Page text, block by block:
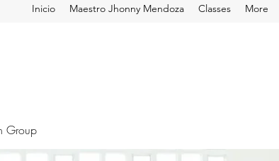
Inicio Maestro Jhonny Mendoza Classes More
Group